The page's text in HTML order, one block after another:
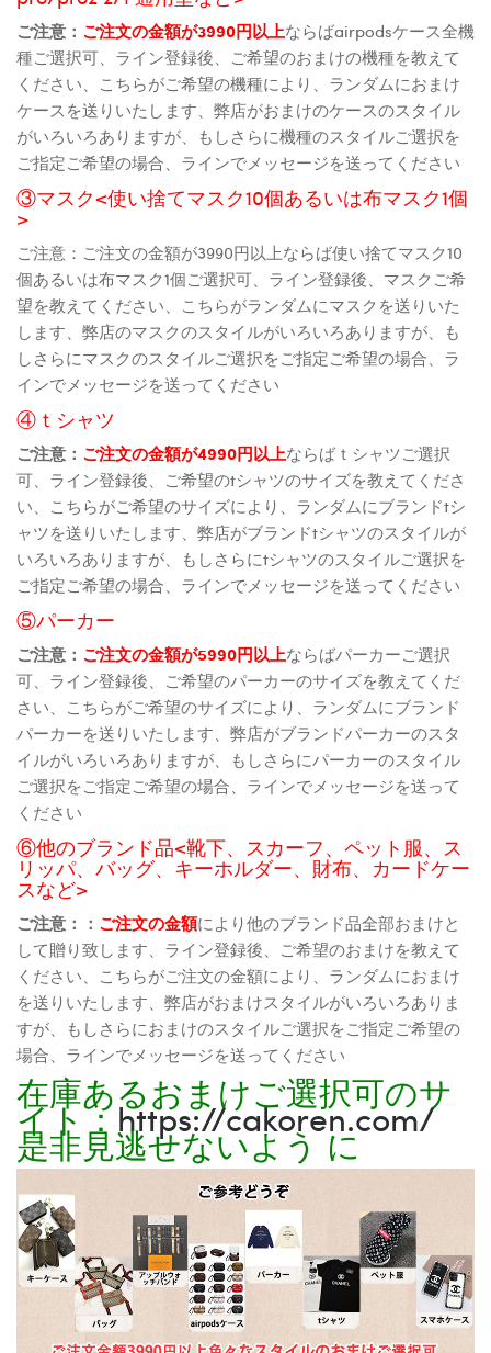
ご注意： ご注文の金額が3990円以上ならばairpodsケース全機
種ご選択可、ライン登録後、ご希望のおまけの機種を教えて
ください、こちらがご希望の機種により、ランダムにおまけ
ケースを送りいたします、弊店がおまけのケースのスタイル
がいろいろありますが、もしさらに機種のスタイルご選択を
ご指定ご希望の場合、ラインでメッセージを送ってください
③マスク<使い捨てマスク10個あるいは布マスク1個
>
ご注意：ご注文の金額が3990円以上ならば使い捨てマスク10
個あるいは布マスク1個ご選択可、ライン登録後、マスクご希
望を教えてください、こちらがランダムにマスクを送りいた
します、弊店のマスクのスタイルがいろいろありますが、も
しさらにマスクのスタイルご選択をご指定ご希望の場合、ラ
インでメッセージを送ってください
④ｔシャツ
ご注意： ご注文の金額が4990円以上ならばｔシャツご選択
可、ライン登録後、ご希望のtシャツのサイズを教えてくださ
い、こちらがご希望のサイズにより、ランダムにブランドtシ
ャツを送りいたします、弊店がブランドtシャツのスタイルが
いろいろありますが、もしさらにtシャツのスタイルご選択を
ご指定ご希望の場合、ラインでメッセージを送ってください
⑤パーカー
ご注意： ご注文の金額が5990円以上ならばパーカーご選択
可、ライン登録後、ご希望のパーカーのサイズを教えてくだ
さい、こちらがご希望のサイズにより、ランダムにブランド
パーカーを送りいたします、弊店がブランドパーカーのスタ
イルがいろいろありますが、もしさらにパーカーのスタイル
ご選択をご指定ご希望の場合、ラインでメッセージを送って
ください
⑥他のブランド品<靴下、スカーフ、ペット服、ス
リッパ、バッグ、キーホルダー、財布、カードケー
スなど>
ご注意：： ご注文の金額により他のブランド品全部おまけと
して贈り致します、ライン登録後、ご希望のおまけを教えて
ください、こちらがご注文の金額により、ランダムにおまけ
を送りいたします、弊店がおまけスタイルがいろいろありま
すが、もしさらにおまけのスタイルご選択をご指定ご希望の
場合、ラインでメッセージを送ってください
在庫あるおまけご選択可のサ
イト：https://cakoren.com/
是非見逃せないよう に